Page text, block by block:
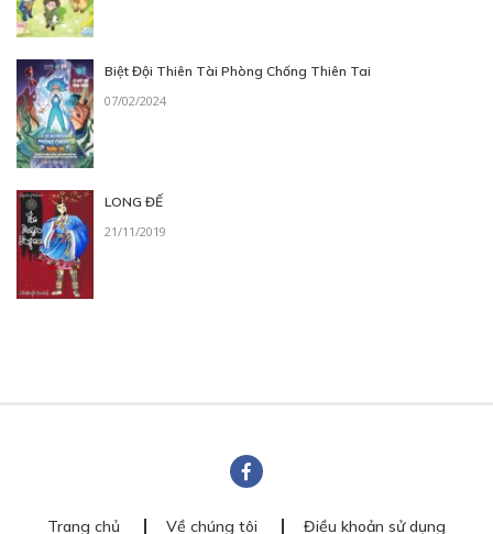
Biệt Đội Thiên Tài Phòng Chống Thiên Tai
07/02/2024
LONG ĐẾ
21/11/2019
Trang chủ Về chúng tôi Điều khoản sử dụng